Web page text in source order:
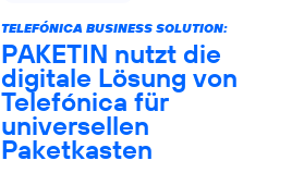
TELEFÓNICA BUSINESS SOLUTION:
PAKETIN nutzt die
digitale Lösung von
Telefónica für
universellen
Paketkasten